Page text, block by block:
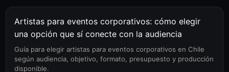
Artistas para eventos corporativos: cómo elegir
una opción que sí conecte con la audiencia
Guía para elegir artistas para eventos corporativos en Chile
según audiencia, objetivo, formato, presupuesto y producción
disponible.